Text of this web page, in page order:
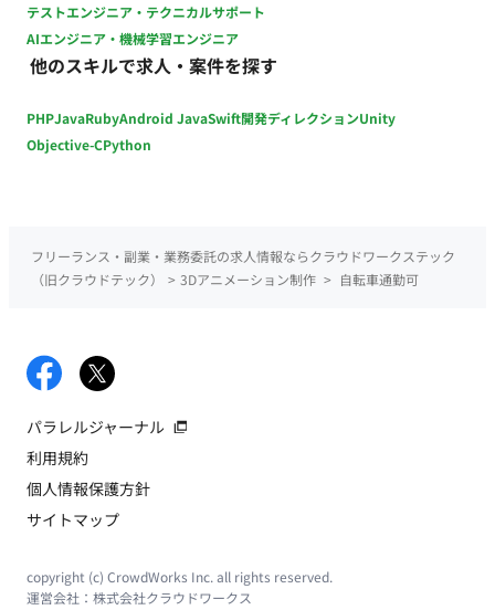
テストエンジニア・テクニカルサポート
AIエンジニア・機械学習エンジニア
他のスキルで求人・案件を探す
PHPJavaRubyAndroid JavaSwift開発ディレクションUnity
Objective-CPython
フリーランス・副業・業務委託の求人情報ならクラウドワークステック
（旧クラウドテック）
> 3Dアニメーション制作 > 自転車通勤可
パラレルジャーナル
利用規約
個人情報保護方針
サイトマップ
copyright (c) CrowdWorks Inc. all rights reserved.
運営会社： 株式会社クラウドワークス